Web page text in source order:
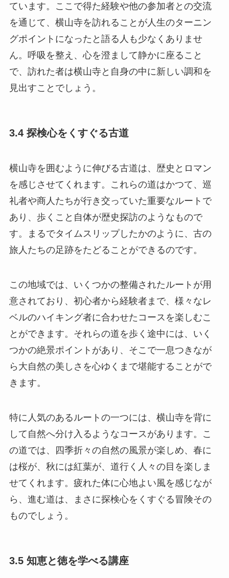
ています。ここで得た経験や他の参加者との交流
を通じて、横山寺を訪れることが人生のターニン
グポイントになったと語る人も少なくありませ
ん。呼吸を整え、心を澄まして静かに座ること
で、訪れた者は横山寺と自身の中に新しい調和を
見出すことでしょう。
3.4 探検心をくすぐる古道
横山寺を囲むように伸びる古道は、歴史とロマン
を感じさせてくれます。これらの道はかつて、巡
礼者や商人たちが行き交っていた重要なルートで
あり、歩くこと自体が歴史探訪のようなもので
す。まるでタイムスリップしたかのように、古の
旅人たちの足跡をたどることができるのです。
この地域では、いくつかの整備されたルートが用
意されており、初心者から経験者まで、様々なレ
ベルのハイキング者に合わせたコースを楽しむこ
とができます。それらの道を歩く途中には、いく
つかの絶景ポイントがあり、そこで一息つきなが
ら大自然の美しさを心ゆくまで堪能することがで
きます。
特に人気のあるルートの一つには、横山寺を背に
して自然へ分け入るようなコースがあります。こ
の道では、四季折々の自然の風景が楽しめ、春に
は桜が、秋には紅葉が、道行く人々の目を楽しま
せてくれます。疲れた体に心地よい風を感じなが
ら、進む道は、まさに探検心をくすぐる冒険その
ものでしょう。
3.5 知恵と徳を学べる講座